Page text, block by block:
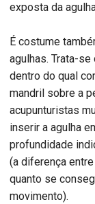
exposta da
É costume
agulhas. Trata-
dentro do qual
mandril sobre a
acupunturistas
inserir a agulha
profundidade
(a diferença
quanto se
movimento).